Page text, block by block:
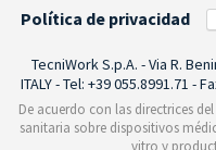
Política de privacidad
TecniWork S.p.A. - Via R.
ITALY - Tel: +39 055.8991.71 -
De acuerdo con las directrices
sanitaria sobre dispositivos
vitro y